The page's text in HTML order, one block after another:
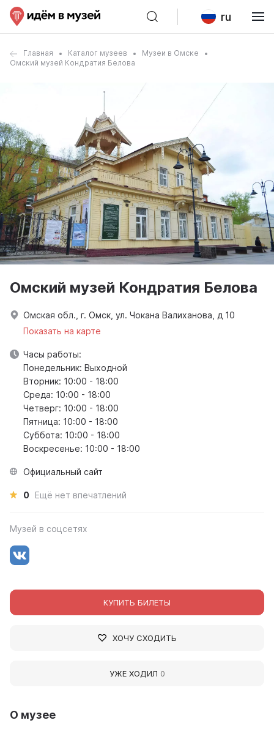
ru
Главная Каталог музеев
Музеи в Омске
Омский музей Кондратия Белова
О музее
Омский музей Кондратия Белова
Омская обл., г. Омск, ул. Чокана Валиханова, д 10
Показать на карте
Часы работы:
Понедельник: Выходной
Вторник: 10:00 - 18:00
Среда: 10:00 - 18:00
Четверг: 10:00 - 18:00
Пятница: 10:00 - 18:00
Суббота: 10:00 - 18:00
Воскресенье: 10:00 - 18:00
Официальный сайт
0 Ещё нет впечатлений
Музей в соцсетях
КУПИТЬ БИЛЕТЫ
ХОЧУ СХОДИТЬ
УЖЕ ХОДИЛ 0